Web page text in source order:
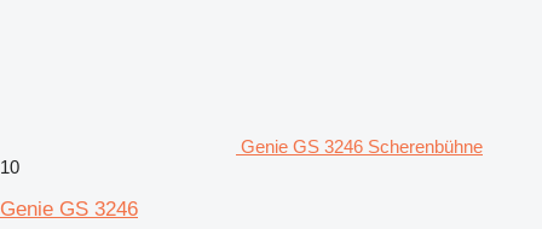
Genie GS 3246 Scherenbühne
10
Genie GS 3246